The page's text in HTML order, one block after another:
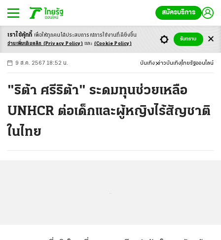
สมัครบริการ
-ก ก ก+
9 ส.ค. 2567 18:52 น. บันเทิง ข่าวบันเทิง ไทยรัฐออนไลน์
"ริต้า ศรีริต้า" ระดมทุนช่วยเหลือ
UNHCR ต่อเด็กและผู้หญิงไร้สัญชาติ
ในไทย
เราใช้คุ้กกี้ เพื่อให้ทุกคนได้ประสบการณ์การใช้งานที่ดียิ่งขึ้น
อ่านเพิ่มเติมคลิก (Privacy Policy) และ (Cookie Policy)
รับทราบ